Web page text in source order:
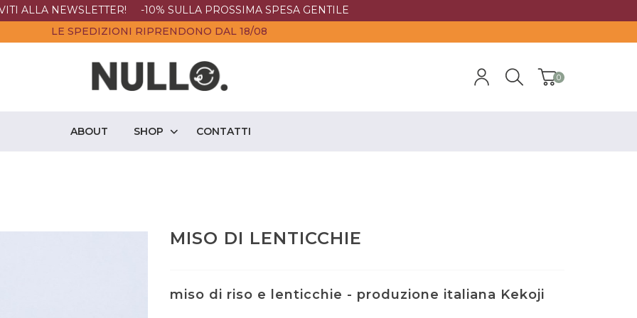
ALLA NEWSLETTER! -10% SULLA PROSSIMA SPESA GENTILE
LE SPEDIZIONI RIPRENDONO DAL 18/08
0
ABOUT SHOP CONTATTI
MISO DI LENTICCHIE
miso di riso e lenticchie - produzione italiana Kekoji